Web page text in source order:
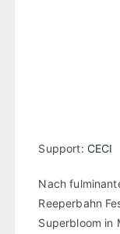
Support: CECI
Nach
Reeperbahn
Superbloom in